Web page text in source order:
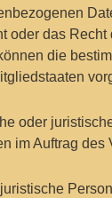
oder das
die
oder
im Auftrag des